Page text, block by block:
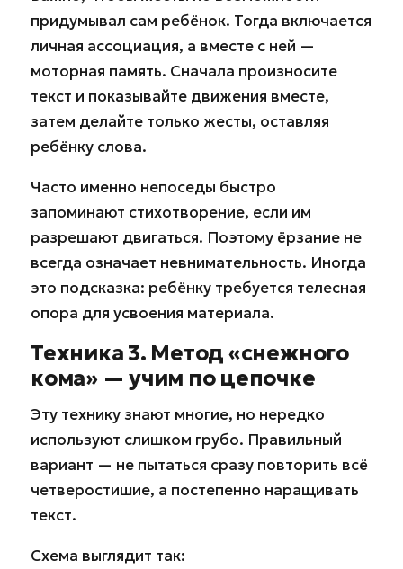
придумывал сам ребёнок. Тогда включается
личная ассоциация, а вместе с ней —
моторная память. Сначала произносите
текст и показывайте движения вместе,
затем делайте только жесты, оставляя
ребёнку слова.
Часто именно непоседы быстро
запоминают стихотворение, если им
разрешают двигаться. Поэтому ёрзание не
всегда означает невнимательность. Иногда
это подсказка: ребёнку требуется телесная
опора для усвоения материала.
Техника 3. Метод «снежного
кома» — учим по цепочке
Эту технику знают многие, но нередко
используют слишком грубо. Правильный
вариант — не пытаться сразу повторить всё
четверостишие, а постепенно наращивать
текст.
Схема выглядит так: